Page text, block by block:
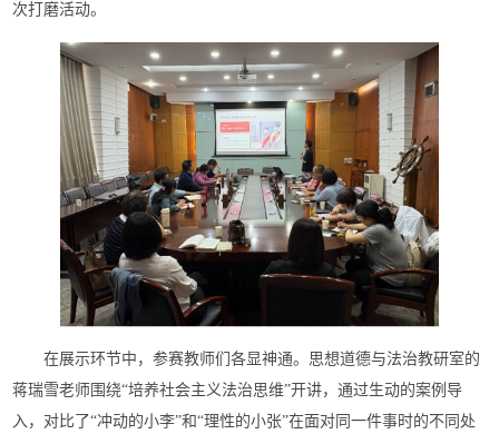
次打磨活动。
在展示环节中，参赛教师们各显神通。思想道德与法治教研室的
蒋瑞雪老师围绕“培养社会主义法治思维”开讲，通过生动的案例导
入，对比了“冲动的小李”和“理性的小张”在面对同一件事时的不同处